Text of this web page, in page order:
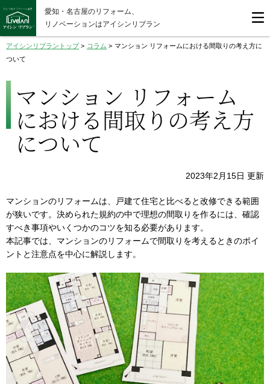
愛知・名古屋のリフォーム、
リノベーションはアイシンリブラン
アイシンリブラントップ> コラム > マンション リフォームにおける間取りの考え方に
ついて
マンション リフォーム
における間取りの考え方
について
2023年2月15日 更新
マンションのリフォームは、戸建て住宅と比べると改修できる範囲
が狭いです。決められた規約の中で理想の間取りを作るには、確認
すべき事項やいくつかのコツを知る必要があります。
本記事では、マンションのリフォームで間取りを考えるときのポイ
ントと注意点を中心に解説します。